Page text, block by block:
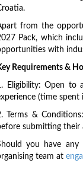
from the
Pack, which
with
Requirements &
Eligibility: Open to
(time
Terms &
submitting their
you have any
team at